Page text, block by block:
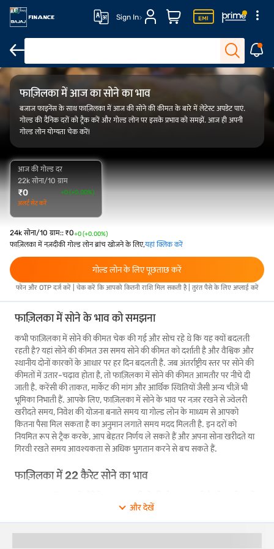
Sign In
ओवरव्यू कैलकुलेटर
फाज़िलका में आज का सोने का भाव
बजाज फाइनेंस के साथ फाज़िलका में आज की सोने की कीमत के बारे में लेटेस्ट अपडेट पाएं.
गोल्ड की दैनिक दरों को ट्रैक करें और गोल्ड लोन पर इसके प्रभाव को समझें. आज ही अपनी
गोल्ड लोन योग्यता चेक करें!
आज की गोल्ड दर
22k सोना/10 ग्राम
₹0
+0 (+0.00%)
अलर्ट सेट करें
24k सोना/10 ग्राम:: ₹0+0 (+0.00%)
फाज़िलका में नज़दीकी गोल्ड लोन ब्रांच खोजने के लिए,यहां क्लिक करें
गोल्ड लोन के लिए पूछताछ करें
फोन और OTP दर्ज करें | चेक करें कि आपको कितनी राशि मिल सकती है | तुरंत पैसे के लिए अप्लाई करें
फाज़िलका में सोने के भाव को समझना
कभी फाज़िलका में सोने की कीमत चेक की गई और सोच रहे थे कि यह क्यों बदलती
रहती है? यहां सोने की कीमत उस समय सोने की कीमत को दर्शाती है और वैश्विक और
स्थानीय दोनों कारकों के आधार पर हर दिन बदलती है. जब अंतर्राष्ट्रीय स्तर पर सोने की
कीमतों में उतार-चढ़ाव होता है, तो फाज़िलका में सोने की कीमत आमतौर पर नीचे दी
जाती है. करेंसी की ताकत, मार्केट की मांग और आर्थिक स्थितियों जैसी अन्य चीज़ें भी
भूमिका निभाती हैं. आपके लिए, फाज़िलका में सोने के भाव पर नज़र रखने से ज्वेलरी
खरीदते समय, निवेश की योजना बनाते समय या गोल्ड लोन के माध्यम से आपको
कितना पैसा मिल सकता है का अनुमान लगाते समय मदद मिलती है. इन दरों को
नियमित रूप से ट्रैक करके, आप बेहतर निर्णय ले सकते हैं और अपना सोना खरीदते या
गिरवी रखते समय आवश्यकता से अधिक भुगतान करने से बच सकते हैं.
फाज़िलका में 22 कैरेट सोने का भाव
आपको फाज़िलका में 22 कैरेट सोने का भाव चेक करना चाहिए. क्योंकि अधिकांश शादी
और त्योहारों की ज्वेलरी 22 कैरेट गोल्ड का उपयोग करके बनाई जाती है, इसलिए
रोजमर्रा की कीमत जानने से आपको बेहतर बजट बनाने में मदद मिलती है और साथ ही
और देखें